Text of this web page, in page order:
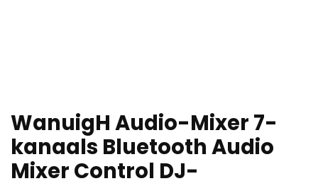
WanuigH Audio-Mixer 7-
kanaals Bluetooth Audio
Mixer Control DJ-